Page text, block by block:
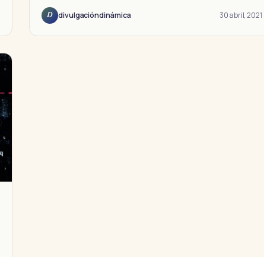
D divulgacióndinámica 30 abril, 2021